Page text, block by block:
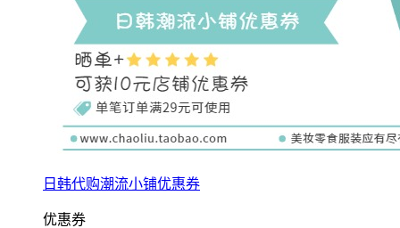
日韩代购潮流小铺优惠券
优惠券